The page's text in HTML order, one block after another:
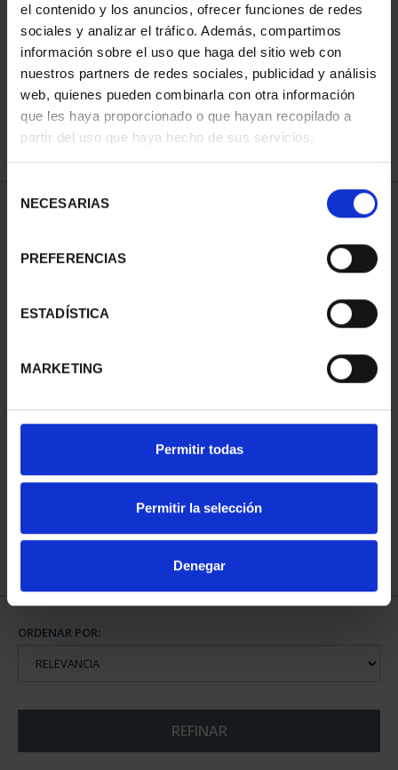
el contenido y los anuncios, ofrecer funciones de redes
sociales y analizar el tráfico. Además, compartimos
información sobre el uso que haga del sitio web con
nuestros partners de redes sociales, publicidad y análisis
web, quienes pueden combinarla con otra información
que les haya proporcionado o que hayan recopilado a
partir del uso que haya hecho de sus servicios.
NECESARIAS
PREFERENCIAS
ESTADÍSTICA
MARKETING
Permitir todas
Permitir la selección
Denegar
ORDENAR POR:
REFINAR
1 Productos encontrados
MARIA MOLINER (2025)
140,00 €
ORDENAR POR:
REFINAR